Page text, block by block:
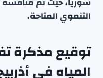
التنموي المتاحة.
توقيع مذكرة
المياه في